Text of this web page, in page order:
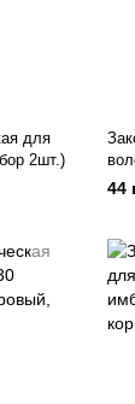
для
2шт.)
44